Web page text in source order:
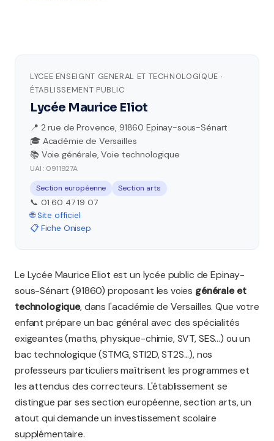
LYCEE ENSEIGNT GENERAL ET TECHNOLOGIQUE ·
ÉTABLISSEMENT PUBLIC
Lycée Maurice Eliot
📍 2 rue de Provence, 91860 Epinay-sous-Sénart
🎓 Académie de Versailles
📚 Voie générale, Voie technologique
UAI : 0911927A
Section européenne
Section arts
📞 01 60 47 19 07
🌐 Site officiel
📋 Fiche Onisep
Le Lycée Maurice Eliot est un lycée public de Epinay-
sous-Sénart (91860) proposant les voies générale et
technologique, dans l'académie de Versailles. Que votre
enfant prépare un bac général avec des spécialités
exigeantes (maths, physique-chimie, SVT, SES...) ou un
bac technologique (STMG, STI2D, ST2S...), nos
professeurs particuliers maîtrisent les programmes et
les attendus des correcteurs. L'établissement se
distingue par ses section européenne, section arts, un
atout qui demande un investissement scolaire
supplémentaire.